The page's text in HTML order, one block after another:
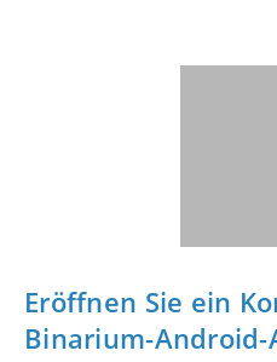
Eröffnen Sie ein
Binarium-Android-